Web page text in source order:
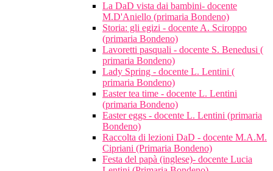
La DaD vista dai bambini- docente
M.D'Aniello (primaria Bondeno)
Storia: gli egizi - docente A. Sciroppo
(primaria Bondeno)
Lavoretti pasquali - docente S. Benedusi (
primaria Bondeno)
Lady Spring - docente L. Lentini (
primaria Bondeno)
Easter tea time - docente L. Lentini
(primaria Bondeno)
Easter eggs - docente L. Lentini (primaria
Bondeno)
Raccolta di lezioni DaD - docente M.A.M.
Cipriani (Primaria Bondeno)
Festa del papà (inglese)- docente Lucia